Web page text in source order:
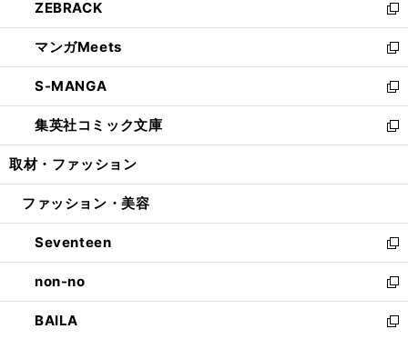
く
で
開
く
ド
ウ
で
開
く
ィ
ン
ド
ウ
で
開
く
い
ウ
ィ
ン
ド
ウ
で
開
ZEBRACK
新
し
い
ウ
ィ
ン
ド
ウ
開
マンガMeets
新
し
い
ウ
ィ
ン
ウ
開
く
S-MANGA
新
し
い
ウ
ン
ウ
で
開
く
集英社コミック文庫
新
し
ウ
ン
ド
ウ
で
開
く
取材・ファッション
ファッション・美容
Seventeen
新
し
い
ウ
ィ
non-no
新
し
い
BAILA
新